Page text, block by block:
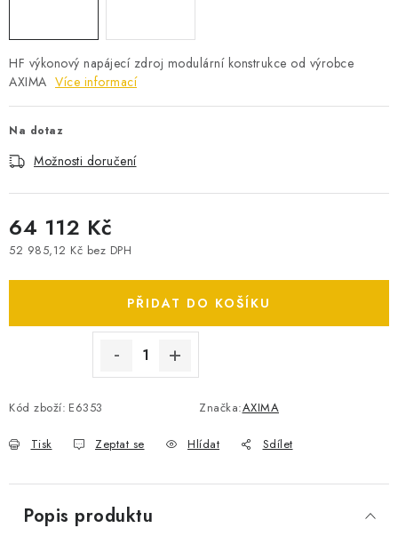
TESTERY BATERIÍ
BATERIE PRO NOUZOVÁ OSVĚTLENÍ
PŘÍSLUŠENSTVÍ
DOPRAVA ZDARMA
POŠTOVNÉ A DOPRAVA
KONFIGURÁTOR AUTOBATERIÍ
VÝMĚNA AUTOBATERIE
OBCHODNÍ PODMÍNKY
OCHRANA OSOBNÍCH ÚDAJŮ
OVĚŘOVÁNÍ RECENZÍ
ZPĚTNÝ ODBĚR ELEKTROZAŘÍZENÍ A BATERIÍ
HF výkonový napájecí zdroj modulární konstrukce od výrobce
AXIMA Více informací
Na dotaz
Možnosti doručení
64 112 Kč
52 985,12 Kč bez DPH
PŘIDAT DO KOŠÍKU
Kód zboží: E6353 Značka:AXIMA
Tisk Zeptat se Hlídat Sdílet
Popis produktu